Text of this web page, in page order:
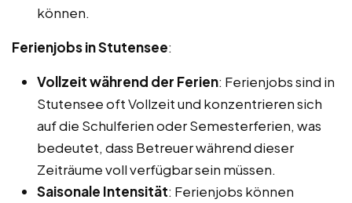
können.
Ferienjobs in Stutensee:
Vollzeit während der Ferien: Ferienjobs sind in
Stutensee oft Vollzeit und konzentrieren sich
auf die Schulferien oder Semesterferien, was
bedeutet, dass Betreuer während dieser
Zeiträume voll verfügbar sein müssen.
Saisonale Intensität: Ferienjobs können